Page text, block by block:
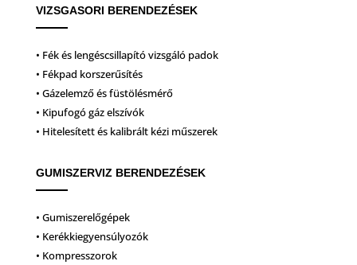
VIZSGASORI BERENDEZÉSEK
• Fék és lengéscsillapító vizsgáló padok
• Fékpad korszerűsítés
• Gázelemző és füstölésmérő
• Kipufogó gáz elszívók
• Hitelesített és kalibrált kézi műszerek
GUMISZERVIZ BERENDEZÉSEK
• Gumiszerelőgépek
• Kerékkiegyensúlyozók
• Kompresszorok